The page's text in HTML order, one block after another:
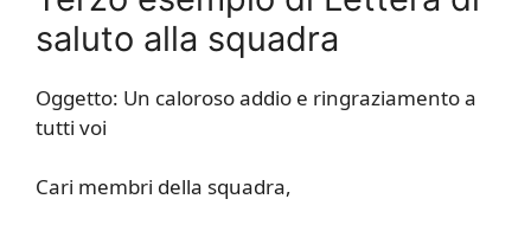
saluto alla squadra
Oggetto: Un caloroso addio e ringraziamento a
tutti voi
Cari membri della squadra,